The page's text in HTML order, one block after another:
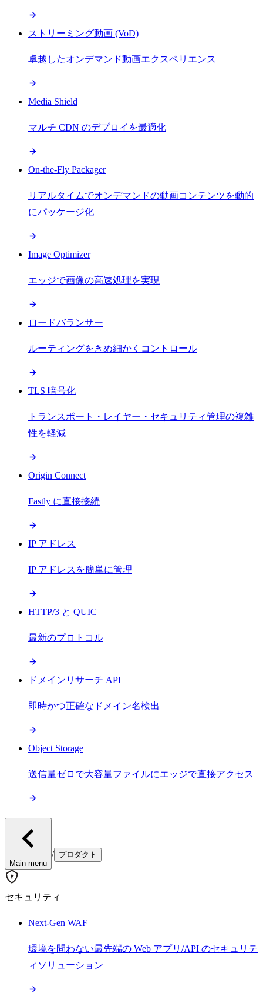
ストリーミング動画 (VoD)
卓越したオンデマンド動画エクスペリエンス
Media Shield
マルチ CDN のデプロイを最適化
On-the-Fly Packager
リアルタイムでオンデマンドの動画コンテンツを動的
にパッケージ化
Image Optimizer
エッジで画像の高速処理を実現
ロードバランサー
ルーティングをきめ細かくコントロール
TLS 暗号化
トランスポート・レイヤー・セキュリティ管理の複雑
性を軽減
Origin Connect
Fastly に直接接続
IP アドレス
IP アドレスを簡単に管理
HTTP/3 と QUIC
最新のプロトコル
ドメインリサーチ API
即時かつ正確なドメイン名検出
Object Storage
送信量ゼロで大容量ファイルにエッジで直接アクセス
Main menu
/ プロダクト
セキュリティ
Next-Gen WAF
環境を問わない最先端の Web アプリ/API のセキュリテ
ィソリューション